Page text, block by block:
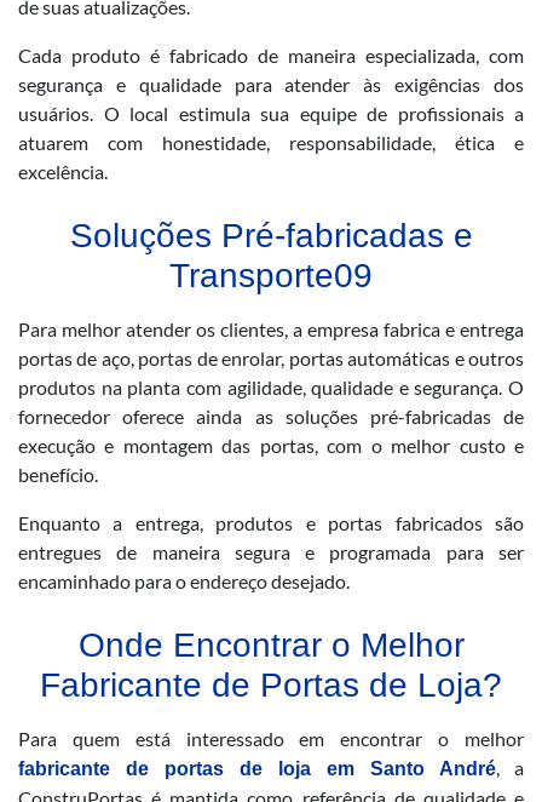
de suas atualizações.
Cada produto é fabricado de maneira especializada, com
segurança e qualidade para atender às exigências dos
usuários. O local estimula sua equipe de profissionais a
atuarem com honestidade, responsabilidade, ética e
excelência.
Soluções Pré-fabricadas e
Transporte09
Para melhor atender os clientes, a empresa fabrica e entrega
portas de aço, portas de enrolar, portas automáticas e outros
produtos na planta com agilidade, qualidade e segurança. O
fornecedor oferece ainda as soluções pré-fabricadas de
execução e montagem das portas, com o melhor custo e
benefício.
Enquanto a entrega, produtos e portas fabricados são
entregues de maneira segura e programada para ser
encaminhado para o endereço desejado.
Onde Encontrar o Melhor
Fabricante de Portas de Loja?
Para quem está interessado em encontrar o melhor
fabricante de portas de loja em Santo André , a